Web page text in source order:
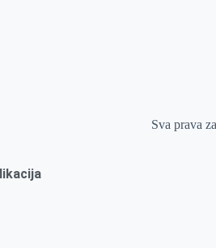
Sva prava